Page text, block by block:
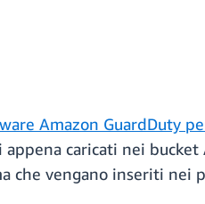
Amazon GuardDuty
caricati nei bucket
che vengano inseriti nei